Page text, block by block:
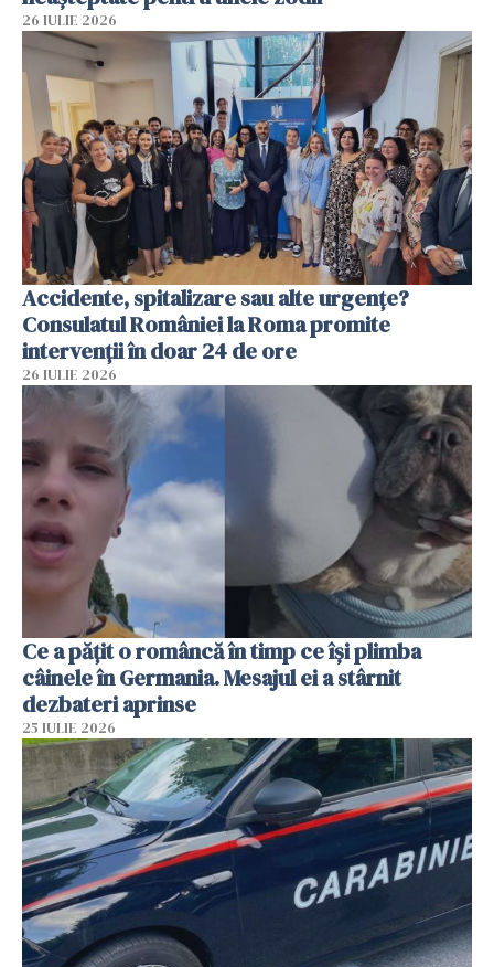
26 IULIE 2026
Accidente, spitalizare sau alte urgențe?
Consulatul României la Roma promite
intervenții în doar 24 de ore
26 IULIE 2026
Ce a pățit o româncă în timp ce își plimba
câinele în Germania. Mesajul ei a stârnit
dezbateri aprinse
25 IULIE 2026